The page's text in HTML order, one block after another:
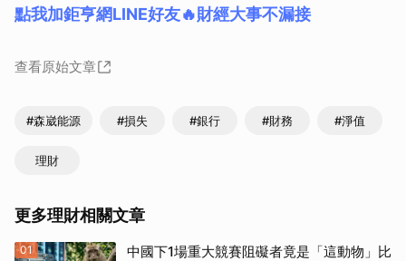
點我加鉅亨網LINE好友🔥財經大事不漏接
查看原始文章
#森崴能源 #損失 #銀行 #財務 #淨值
理財
更多理財相關文章
01
中國下1場重大競賽阻礙者竟是「這動物」比